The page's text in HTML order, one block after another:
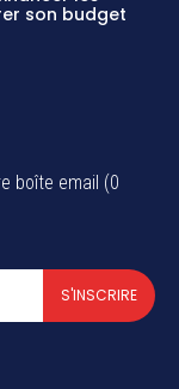
son budget
boîte email (0
S'INSCRIRE